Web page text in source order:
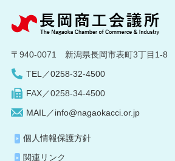
〒940-0071 新潟県長岡市表町3丁目1-8
TEL／0258-32-4500
FAX／0258-34-4500
MAIL／info@nagaokacci.or.jp
個人情報保護方針
関連リンク